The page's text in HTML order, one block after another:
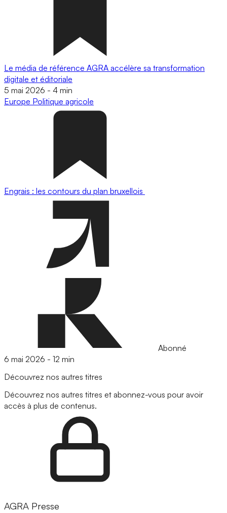
Le média de référence AGRA accélère sa transformation
digitale et éditoriale
5 mai 2026 - 4 min
Europe Politique agricole
Engrais : les contours du plan bruxellois
Abonné
6 mai 2026 - 12 min
Découvrez nos autres titres
Découvrez nos autres titres et abonnez-vous pour avoir
accès à plus de contenus.
AGRA Presse